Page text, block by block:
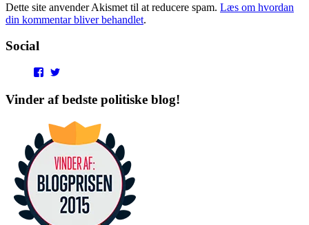
Dette site anvender Akismet til at reducere spam. Læs om hvordan
din kommentar bliver behandlet.
Social
View
profile
on
profile
on
Vinder af bedste politiske blog!